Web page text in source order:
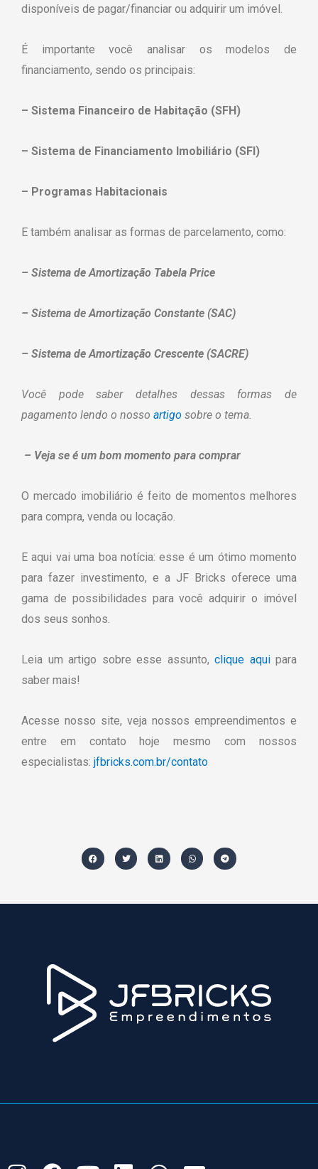
disponíveis de pagar/financiar ou adquirir um imóvel.
É importante você analisar os modelos de
financiamento, sendo os principais:
– Sistema Financeiro de Habitação (SFH)
– Sistema de Financiamento Imobiliário (SFI)
– Programas Habitacionais
E também analisar as formas de parcelamento, como:
– Sistema de Amortização Tabela Price
– Sistema de Amortização Constante (SAC)
– Sistema de Amortização Crescente (SACRE)
Você pode saber detalhes dessas formas de
pagamento lendo o nosso artigo sobre o tema.
– Veja se é um bom momento para comprar
O mercado imobiliário é feito de momentos melhores
para compra, venda ou locação.
E aqui vai uma boa notícia: esse é um ótimo momento
para fazer investimento, e a JF Bricks oferece uma
gama de possibilidades para você adquirir o imóvel
dos seus sonhos.
Leia um artigo sobre esse assunto, clique aquipara
saber mais!
Acesse nosso site, veja nossos empreendimentos e
entre em contato hoje mesmo com nossos
especialistas: jfbricks.com.br/contato